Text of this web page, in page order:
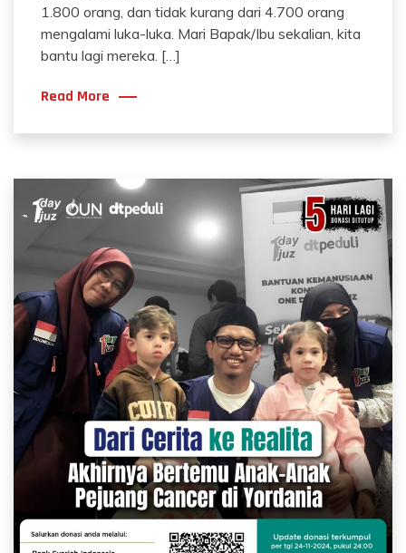
1.800 orang, dan tidak kurang dari 4.700 orang
mengalami luka-luka. Mari Bapak/Ibu sekalian, kita
bantu lagi mereka. […]
Read More